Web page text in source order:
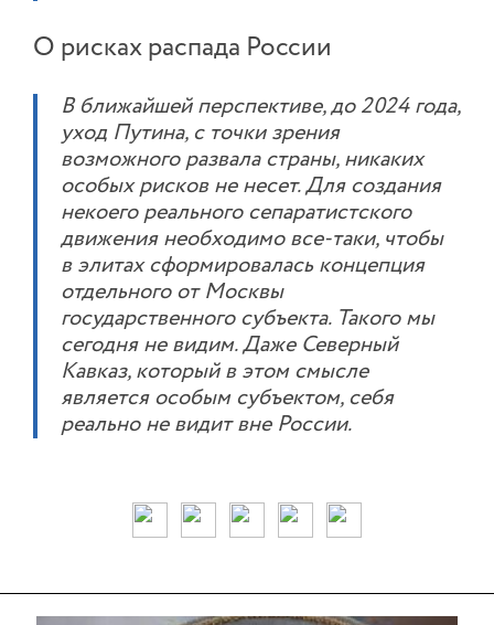
О рисках распада России
В ближайшей перспективе, до 2024 года,
уход Путина, с точки зрения
возможного развала страны, никаких
особых рисков не несет. Для создания
некоего реального сепаратистского
движения необходимо все-таки, чтобы
в элитах сформировалась концепция
отдельного от Москвы
государственного субъекта. Такого мы
сегодня не видим. Даже Северный
Кавказ, который в этом смысле
является особым субъектом, себя
реально не видит вне России.